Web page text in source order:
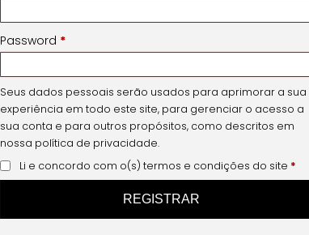
Password *
Seus dados pessoais serão usados para aprimorar a sua
experiência em todo este site, para gerenciar o acesso a
sua conta e para outros propósitos, como descritos em
nossa política de privacidade.
Li e concordo com o(s) termos e condições do site *